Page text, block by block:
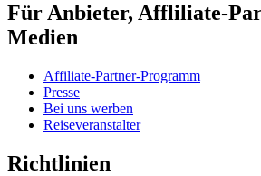
Für Anbieter, Affliliate-
Medien
Affiliate-Partner-Programm
Presse
Bei uns werben
Reiseveranstalter
Richtlinien